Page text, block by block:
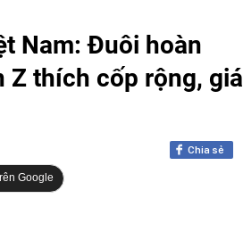
Nam: Đuôi hoàn
Z thích cốp rộng, giá
Chia sẻ
Google